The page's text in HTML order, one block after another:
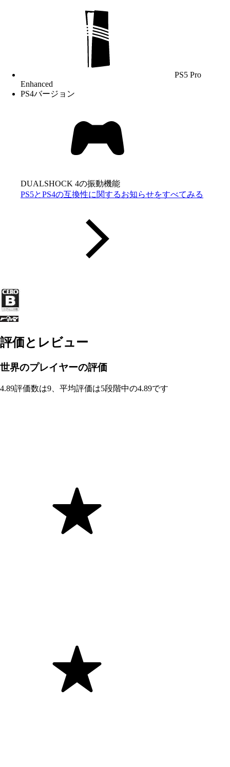
PS5 Pro
Enhanced
PS4バージョン
DUALSHOCK 4の振動機能
PS5とPS4の互換性に関するお知らせをすべてみる
評価とレビュー
世界のプレイヤーの評価
4.89評価数は9、平均評価は5段階中の4.89です